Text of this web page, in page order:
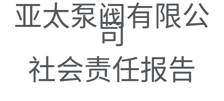
亚太泵阀有限公
司
社会责任报告